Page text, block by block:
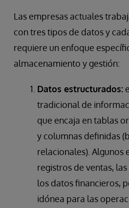
Las empresas actuales
con tres tipos de datos y
requiere un enfoque
almacenamiento y gestión:
Datos estructurados:
tradicional de
que encaja en tablas
y columnas definidas
relacionales). Algunos
registros de ventas,
los datos financieros,
idónea para las